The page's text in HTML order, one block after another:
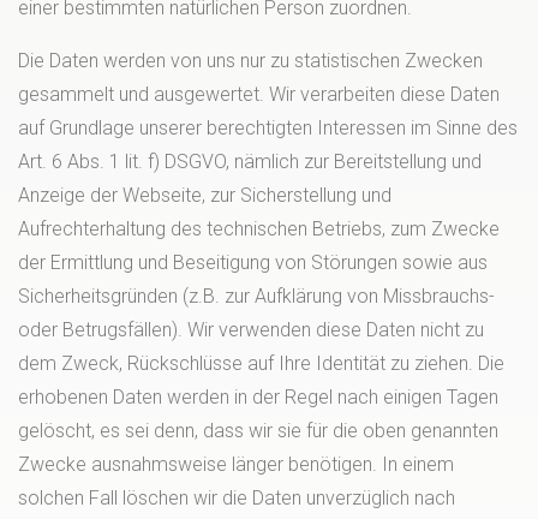
einer bestimmten natürlichen Person zuordnen.
Die Daten werden von uns nur zu statistischen Zwecken
gesammelt und ausgewertet. Wir verarbeiten diese Daten
auf Grundlage unserer berechtigten Interessen im Sinne des
Art. 6 Abs. 1 lit. f) DSGVO, nämlich zur Bereitstellung und
Anzeige der Webseite, zur Sicherstellung und
Aufrechterhaltung des technischen Betriebs, zum Zwecke
der Ermittlung und Beseitigung von Störungen sowie aus
Sicherheitsgründen (z.B. zur Aufklärung von Missbrauchs-
oder Betrugsfällen). Wir verwenden diese Daten nicht zu
dem Zweck, Rückschlüsse auf Ihre Identität zu ziehen. Die
erhobenen Daten werden in der Regel nach einigen Tagen
gelöscht, es sei denn, dass wir sie für die oben genannten
Zwecke ausnahmsweise länger benötigen. In einem
solchen Fall löschen wir die Daten unverzüglich nach